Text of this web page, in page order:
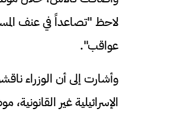
لاحظ "تصاعداً في عنف
عواقب".
وأشارت إلى أن الوزراء
الإسرائيلية غير